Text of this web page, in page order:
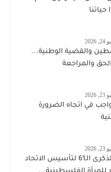
حياتنا
والقضية الوطنية...
والمراجعة
في اتجاه الضرورة
في الذكرى الـ61 لتأسيس الاتحاد